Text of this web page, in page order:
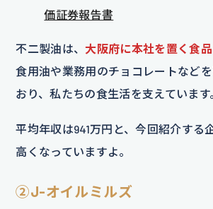
価証券報告書
不二製油は、 大阪府に本社を置く食
食用油や業務用のチョコレートなど
おり、私たちの食生活を支えています
平均年収は941万円と、今回紹介する
高くなっていますよ。
②J-オイルミルズ